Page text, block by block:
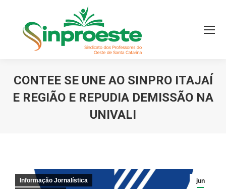
CONTEE SE UNE AO SINPRO ITAJAÍ
E REGIÃO E REPUDIA DEMISSÃO NA
UNIVALI
jun
Informação Jornalística